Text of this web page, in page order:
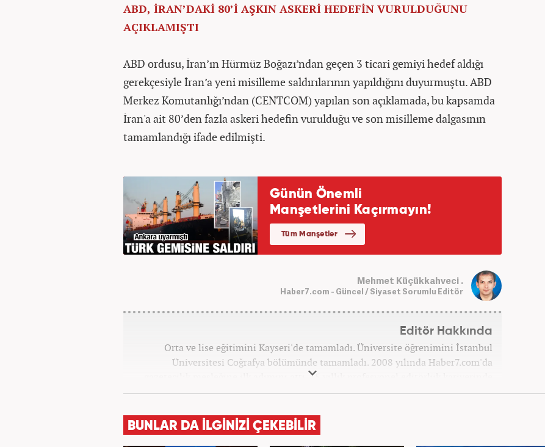
ABD, İRAN’DAKİ 80’İ AŞKIN ASKERİ HEDEFİN VURULDUĞUNU
AÇIKLAMIŞTI
ABD ordusu, İran’ın Hürmüz Boğazı’ndan geçen 3 ticari gemiyi hedef aldığı
gerekçesiyle İran’a yeni misilleme saldırılarının yapıldığını duyurmuştu. ABD
Merkez Komutanlığı’ndan (CENTCOM) yapılan son açıklamada, bu kapsamda
İran'a ait 80’den fazla askeri hedefin vurulduğu ve son misilleme dalgasının
tamamlandığı ifade edilmişti.
Mehmet Küçükkahveci .
Haber7.com - Güncel / Siyaset Sorumlu Editör
Editör Hakkında
Orta ve lise eğitimini Kayseri'de tamamladı. Üniversite öğrenimini İstanbul
Üniversitesi Coğrafya bölümünde tamamladı. 2008 yılında Haber7.com'da
gazetecilik mesleğine ilk adımını attı. 15 yıllık profesyonel editörlük kariyerinde
tüm kategorilerde görev yaptı. Meslek hayatına Haber7.com'da 'Güncel/Siyaset
BUNLAR DA İLGİNİZİ ÇEKEBİLİR